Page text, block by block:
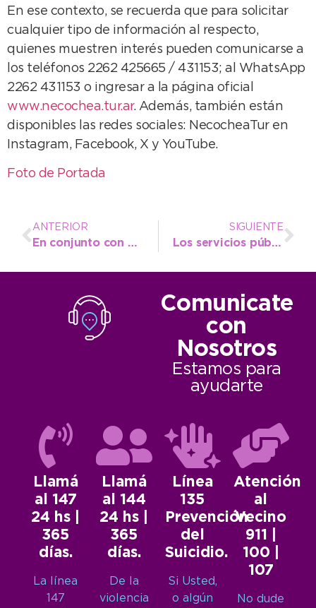
En ese contexto, se recuerda que para solicitar
cualquier tipo de información al respecto,
quienes muestren interés pueden comunicarse a
los teléfonos 2262 425665 / 431153; al WhatsApp
2262 431153 o ingresar a la página oficial
www.necochea.tur.ar. Además, también están
disponibles las redes sociales: NecocheaTur en
Instagram, Facebook, X y YouTube.
Foto de Portada
ANTERIOR
En conjunto con Hidráulica, el Emsur terminó con la limpieza del cañadón y avanza hacia el Arroyo Mendoza
SIGUIENTE
Los servicios públicos vuelven a encabezar el listado de reclamos en la OMIC
Comunicate
con
Nosotros
Estamos para
ayudarte
Llamá
al 147
24 hs |
365
días.
La línea
147
Llamá
al 144
24 hs |
365
días.
De la
violencia
Línea
135
Prevención
del
Suicidio.
Si Usted,
o algún
Atención
al
Vecino
911 |
100 |
107
No dude